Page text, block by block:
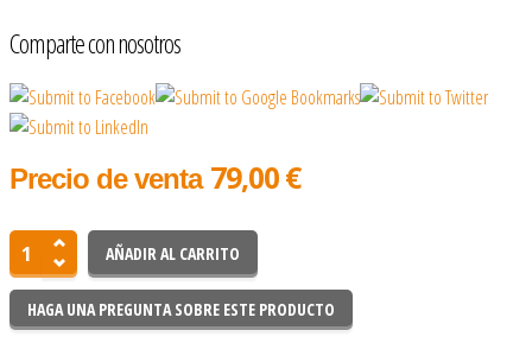
Comparte con nosotros
Precio de venta 79,00 €
HAGA UNA PREGUNTA SOBRE ESTE PRODUCTO